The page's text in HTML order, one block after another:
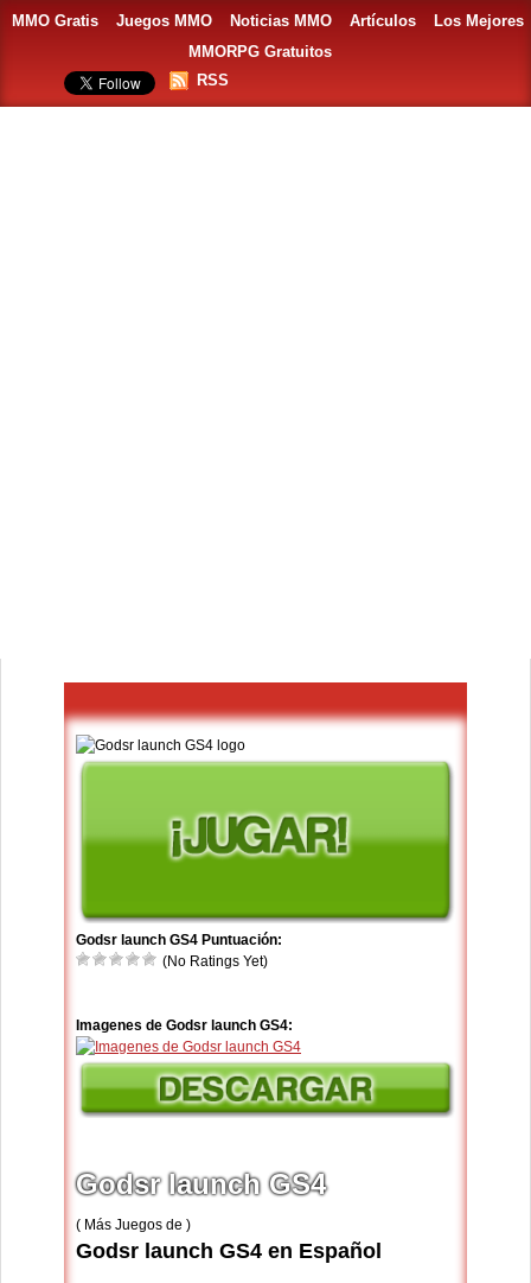
MMO Gratis Juegos MMO Noticias MMO Artículos
Los Mejores
MMORPG Gratuitos
RSS
Godsr launch GS4 Puntuación:
(No Ratings Yet)
Imagenes de Godsr launch GS4:
Godsr launch GS4
( Más Juegos de )
Godsr launch GS4 en Español